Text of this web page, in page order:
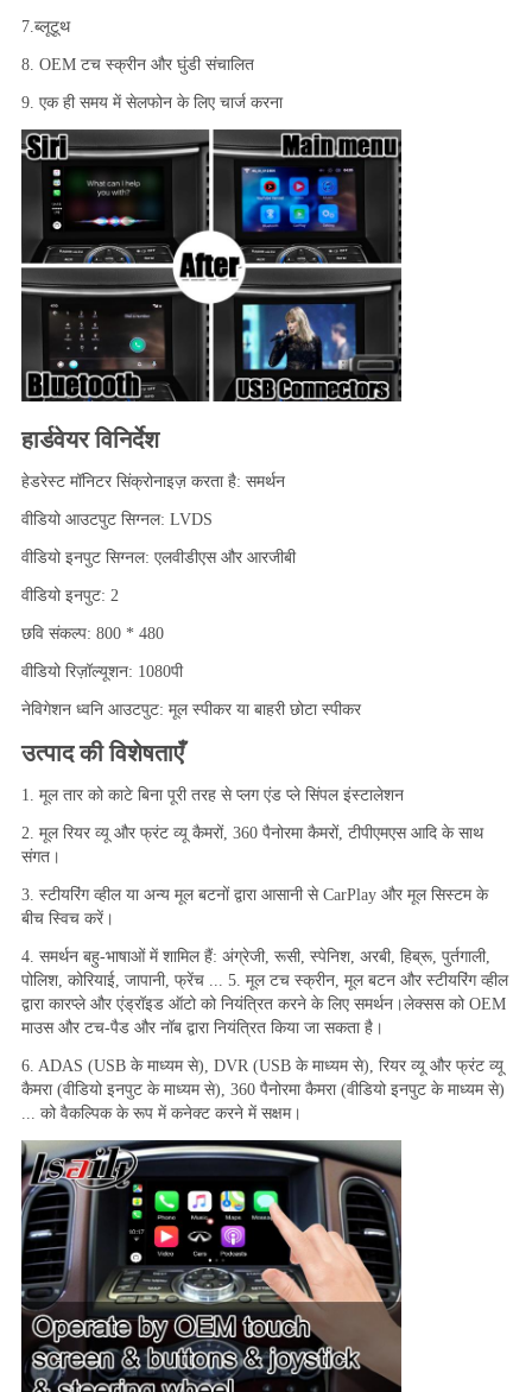
7.ब्लूटूथ
8. OEM टच स्क्रीन और घुंडी संचालित
9. एक ही समय में सेलफोन के लिए चार्ज करना
हार्डवेयर विनिर्देश
हेडरेस्ट मॉनिटर सिंक्रोनाइज़ करता है: समर्थन
वीडियो आउटपुट सिग्नल: LVDS
वीडियो इनपुट सिग्नल: एलवीडीएस और आरजीबी
वीडियो इनपुट: 2
छवि संकल्प: 800 * 480
वीडियो रिज़ॉल्यूशन: 1080पी
नेविगेशन ध्वनि आउटपुट: मूल स्पीकर या बाहरी छोटा स्पीकर
उत्पाद की विशेषताएँ
1. मूल तार को काटे बिना पूरी तरह से प्लग एंड प्ले सिंपल इंस्टालेशन
2. मूल रियर व्यू और फ्रंट व्यू कैमरों, 360 पैनोरमा कैमरों, टीपीएमएस आदि के साथ
संगत।
3. स्टीयरिंग व्हील या अन्य मूल बटनों द्वारा आसानी से CarPlay और मूल सिस्टम के
बीच स्विच करें।
4. समर्थन बहु-भाषाओं में शामिल हैं: अंग्रेजी, रूसी, स्पेनिश, अरबी, हिब्रू, पुर्तगाली,
पोलिश, कोरियाई, जापानी, फ्रेंच ... 5. मूल टच स्क्रीन, मूल बटन और स्टीयरिंग व्हील
द्वारा कारप्ले और एंड्रॉइड ऑटो को नियंत्रित करने के लिए समर्थन।लेक्सस को OEM
माउस और टच-पैड और नॉब द्वारा नियंत्रित किया जा सकता है।
6. ADAS (USB के माध्यम से), DVR (USB के माध्यम से), रियर व्यू और फ्रंट व्यू
कैमरा (वीडियो इनपुट के माध्यम से), 360 पैनोरमा कैमरा (वीडियो इनपुट के माध्यम से)
... को वैकल्पिक के रूप में कनेक्ट करने में सक्षम।